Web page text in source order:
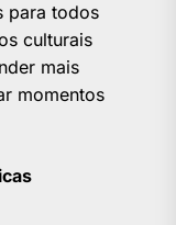
para todos
culturais
mais
momentos